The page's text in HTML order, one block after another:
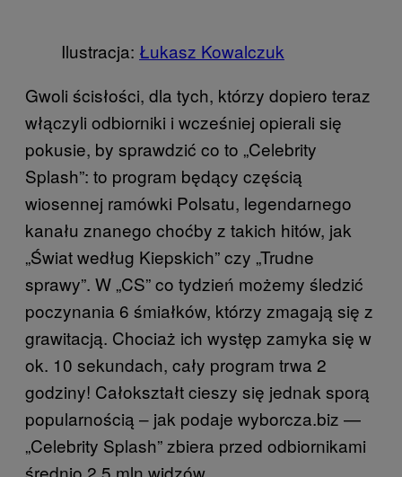
Ilustracja: Łukasz Kowalczuk
Gwoli ścisłości, dla tych, którzy dopiero teraz
włączyli odbiorniki i wcześniej opierali się
pokusie, by sprawdzić co to „Celebrity
Splash”: to program będący częścią
wiosennej ramówki Polsatu, legendarnego
kanału znanego choćby z takich hitów, jak
„Świat według Kiepskich” czy „Trudne
sprawy”. W „CS” co tydzień możemy śledzić
poczynania 6 śmiałków, którzy zmagają się z
grawitacją. Chociaż ich występ zamyka się w
ok. 10 sekundach, cały program trwa 2
godziny! Całokształt cieszy się jednak sporą
popularnością – jak podaje wyborcza.biz —
„Celebrity Splash” zbiera przed odbiornikami
średnio 2,5 mln widzów.